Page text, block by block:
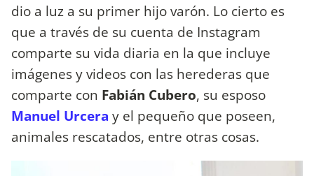
dio a luz a su primer hijo varón. Lo cierto es
que a través de su cuenta de Instagram
comparte su vida diaria en la que incluye
imágenes y videos con las herederas que
comparte con Fabián Cubero, su esposo
Manuel Urcera y el pequeño que poseen,
animales rescatados, entre otras cosas.